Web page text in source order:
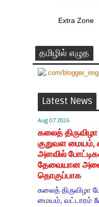
Extra Zone
தமிழில் எழுத
Latest News
Aug 07 2026
கலைத்
குறுவள மையம்,
அளவில்
தேவையான
தொகுப்பாக
கலைத் திருவிழா
மையம், வட்டாரம்